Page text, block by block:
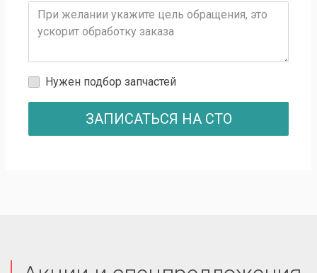
Нужен подбор запчастей
ЗАПИСАТЬСЯ НА СТО